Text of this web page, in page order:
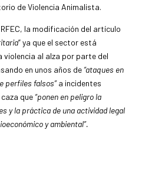
de Violencia Animalista.
la modificación del artículo
” ya que el sector está
violencia al alza por parte del
en unos años de“ataques en
perfiles falsos”a incidentes
que“ponen en peligro la
y la práctica de una actividad legal
y ambiental”.